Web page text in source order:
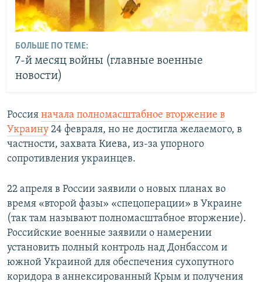
БОЛЬШЕ ПО ТЕМЕ:
7-й месяц войны (главные военные
новости)
Россия начала полномасштабное вторжение в
Украину 24 февраля, но не достигла желаемого, в
частности, захвата Киева, из-за упорного
сопротивления украинцев.
22 апреля в России заявили о новых планах во
время «второй фазы» «спецоперации» в Украине
(так там называют полномасштабное вторжение).
Российские военные заявили о намерении
установить полный контроль над Донбассом и
южной Украиной для обеспечения сухопутного
коридора в аннексированный Крым и получения